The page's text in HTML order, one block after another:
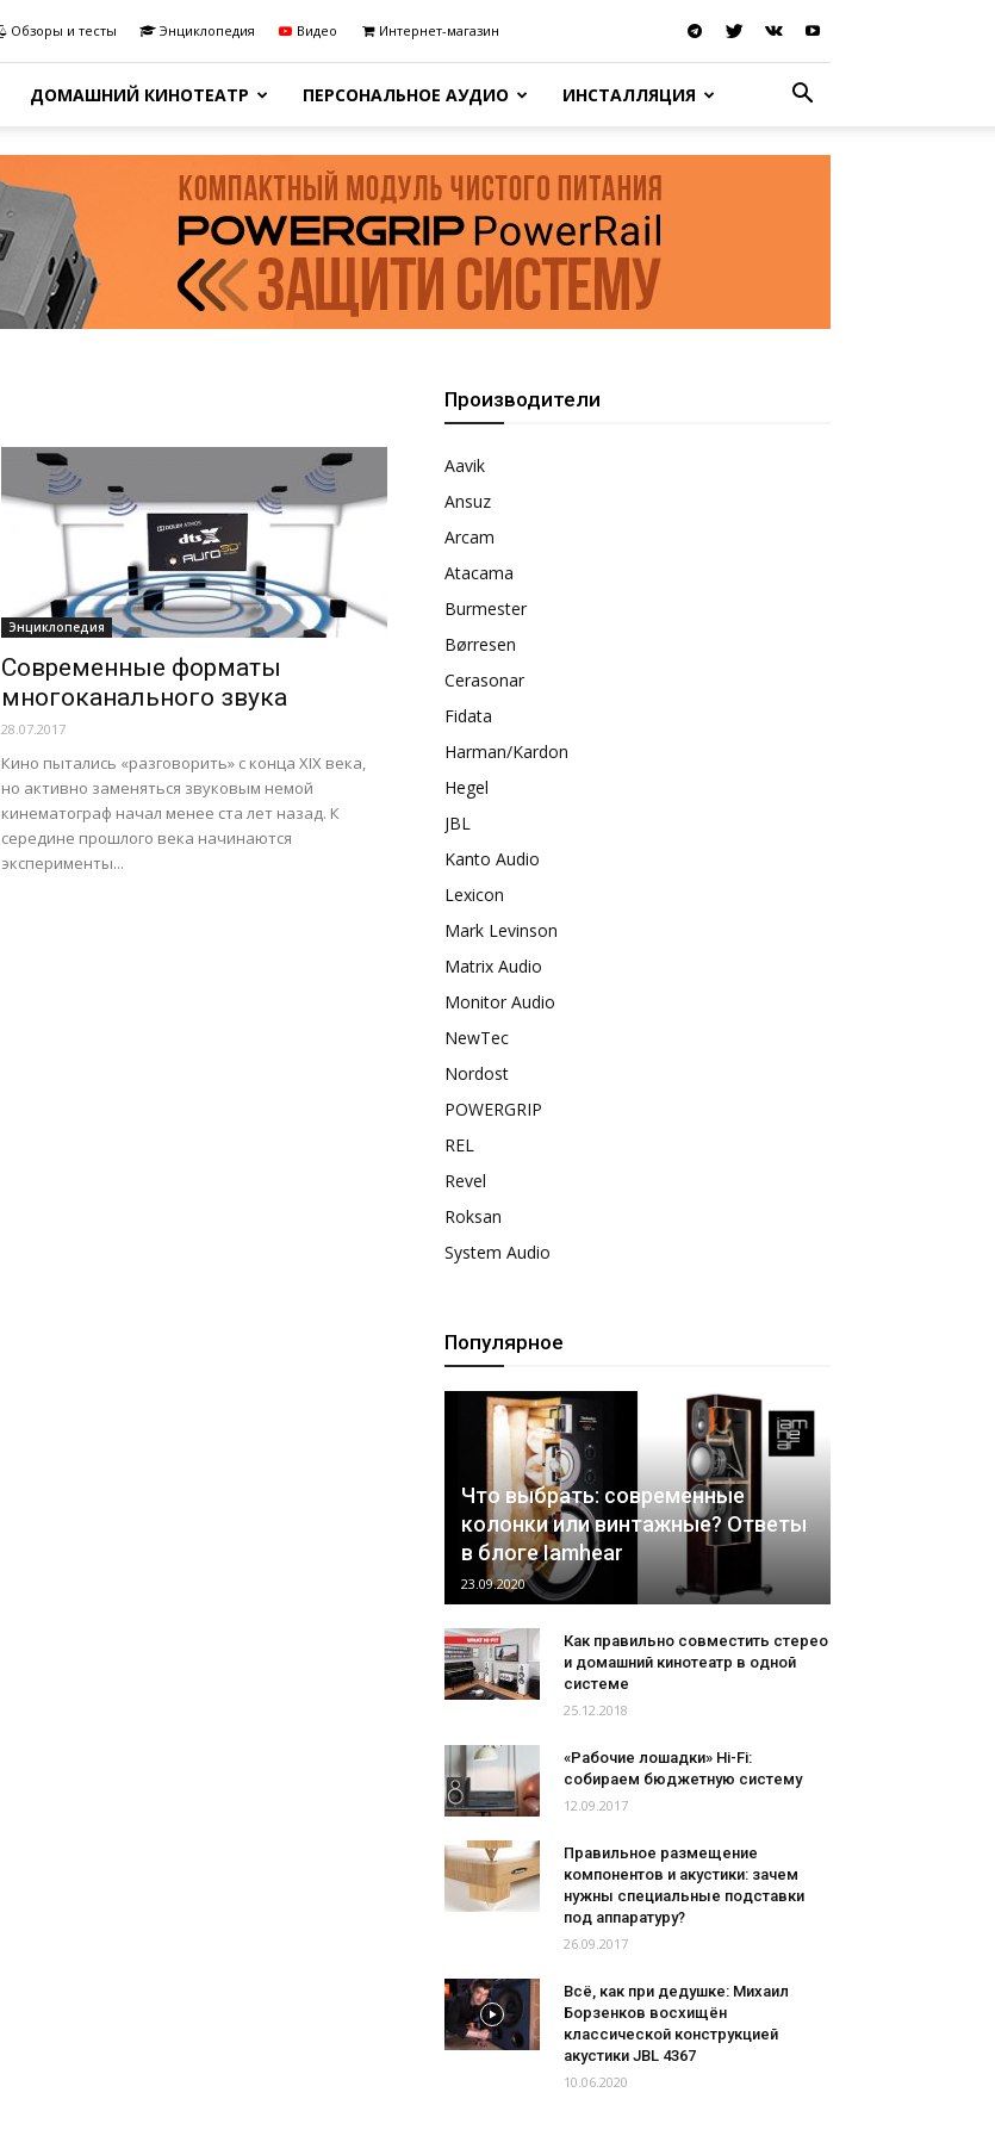
Обзоры и тесты Энциклопедия Видео Интернет-магазин
ДОМАШНИЙ КИНОТЕАТР ПЕРСОНАЛЬНОЕ АУДИО ИНСТАЛЛЯЦИЯ
Энциклопедия
Современные форматы
многоканального звука
28.07.2017
Кино пытались «разговорить» с конца XIX века,
но активно заменяться звуковым немой
кинематограф начал менее ста лет назад. К
середине прошлого века начинаются
эксперименты...
Производители
Aavik
Ansuz
Arcam
Atacama
Burmester
Børresen
Cerasonar
Fidata
Harman/Kardon
Hegel
JBL
Kanto Audio
Lexicon
Mark Levinson
Matrix Audio
Monitor Audio
NewTec
Nordost
POWERGRIP
REL
Revel
Roksan
System Audio
Популярное
Что выбрать: современные
колонки или винтажные? Ответы
в блоге Iamhear
23.09.2020
Как правильно совместить стерео
и домашний кинотеатр в одной
системе
25.12.2018
«Рабочие лошадки» Hi-Fi:
собираем бюджетную систему
12.09.2017
Правильное размещение
компонентов и акустики: зачем
нужны специальные подставки
под аппаратуру?
26.09.2017
Всё, как при дедушке: Михаил
Борзенков восхищён
классической конструкцией
акустики JBL 4367
10.06.2020